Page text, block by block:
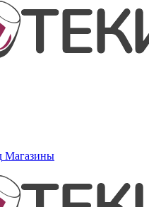
Магазины